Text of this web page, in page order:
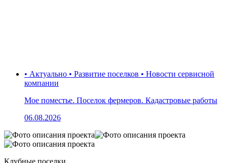
• Актуально • Развитие поселков • Новости сервисной
компании
Мое поместье. Поселок фермеров. Кадастровые работы
06.08.2026
Клубные поселки